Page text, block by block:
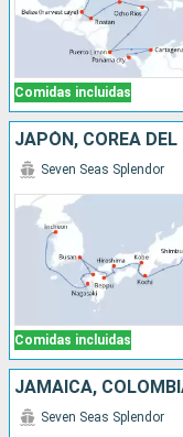
Comidas incluidas
JAPÓN, COREA DEL
Comidas incluidas
Seven Seas Splendor
Seven Seas Splendor